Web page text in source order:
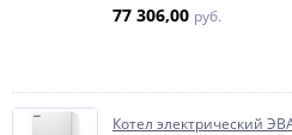
77 306,00 руб.
Котел электрический